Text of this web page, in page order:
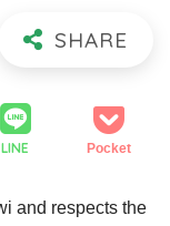
LINE Pocket
and respects the